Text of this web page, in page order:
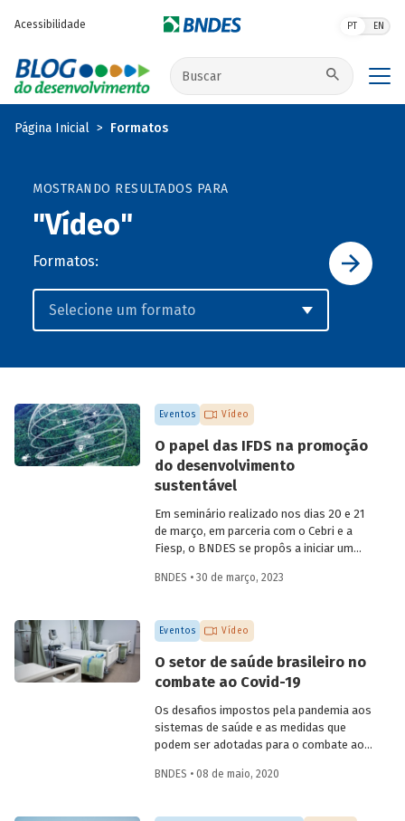
Acessibilidade PT EN
Buscar no site
Página Inicial Formatos
MOSTRANDO RESULTADOS PARA
"Vídeo"
Formatos:
Eventos Vídeo
O papel das IFDS na promoção
do desenvolvimento
sustentável
Em seminário realizado nos dias 20 e 21
de março, em parceria com o Cebri e a
Fiesp, o BNDES se propôs a iniciar um
principais questões do desenvolvimento
internacionais e representantes de
governo e da área acadêmica no Brasil.
Um dos temas abordados foi como o
Estado e as instituições financeiras de
desenvolvimento (IFD) podem atuar para
promover uma retomada do crescimento
em bases sustentáveis, com foco na
inclusão social.
BNDES • 30 de março, 2023
Eventos Vídeo
O setor de saúde brasileiro no
combate ao Covid-19
Os desafios impostos pela pandemia aos
sistemas de saúde e as medidas que
podem ser adotadas para o combate ao
por especialistas da área de saúde, em
quarta, dia 6 de maio. A conversa,
BNDES • 08 de maio, 2020